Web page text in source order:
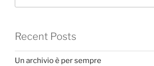
Recent Posts
Un archivio è per sempre